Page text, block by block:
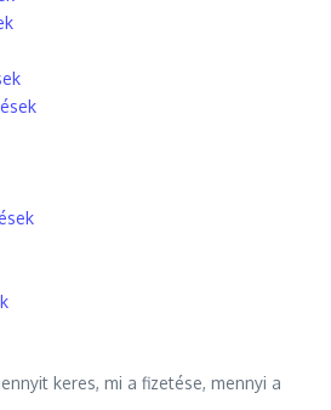
keres, mi a fizetése, mennyi a